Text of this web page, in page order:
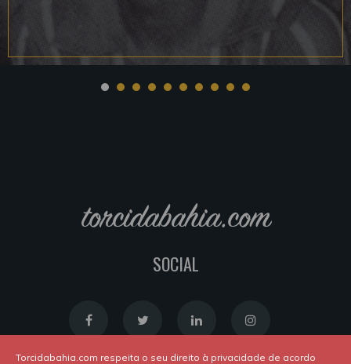
torcidabahia.com
SOCIAL
Torcidabahia.com respeita o seu direito à privacidade de acordo